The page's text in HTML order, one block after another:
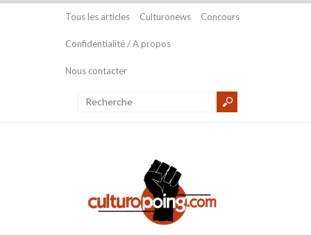
Tous les articles Culturonews Concours
Confidentialité / A propos
Nous contacter